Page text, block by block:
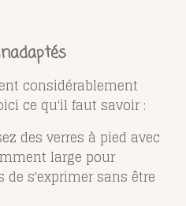
considérablement
ce qu'il faut savoir :
des verres à pied avec
large pour
de s'exprimer sans être